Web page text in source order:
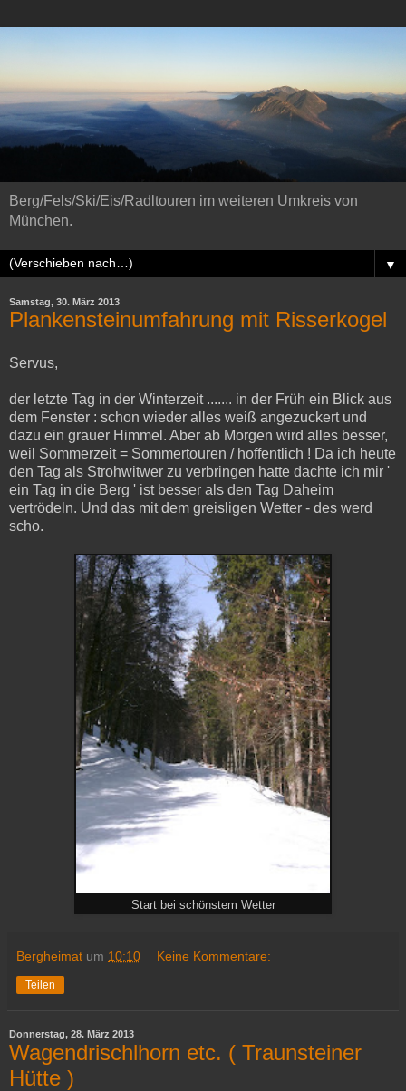
Berg/Fels/Ski/Eis/Radltouren im weiteren Umkreis von
München.
▼
Samstag, 30. März 2013
Plankensteinumfahrung mit Risserkogel
Servus,
der letzte Tag in der Winterzeit ....... in der Früh ein Blick aus
dem Fenster : schon wieder alles weiß angezuckert und
dazu ein grauer Himmel. Aber ab Morgen wird alles besser,
weil Sommerzeit = Sommertouren / hoffentlich ! Da ich heute
den Tag als Strohwitwer zu verbringen hatte dachte ich mir '
ein Tag in die Berg ' ist besser als den Tag Daheim
vertrödeln. Und das mit dem greisligen Wetter - des werd
scho.
Start bei schönstem Wetter
Bergheimat um 10:10 Keine Kommentare:
Teilen
Donnerstag, 28. März 2013
Wagendrischlhorn etc. ( Traunsteiner
Hütte )